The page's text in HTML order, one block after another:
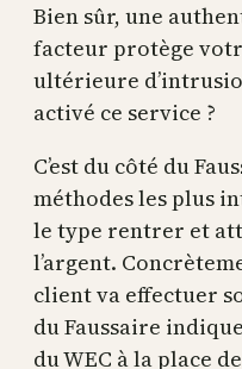
Bien sûr, une
facteur protège
ultérieure
activé ce service ?
C’est du côté du
méthodes les plus
le type rentrer et
l’argent.
client va effectuer
du Faussaire
du WEC à la place